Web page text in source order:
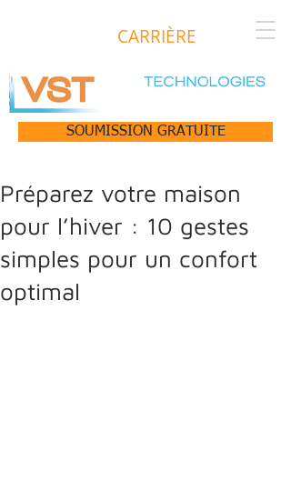
CARRIÈRE
SOUMISSION GRATUITE
Préparez votre maison
pour l’hiver : 10 gestes
simples pour un confort
optimal